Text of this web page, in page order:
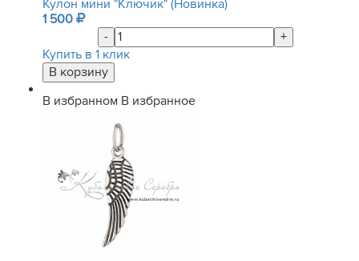
Кулон мини "Ключик" (Новинка)
1 500
-
+
Купить в 1 клик
В избранном В избранное